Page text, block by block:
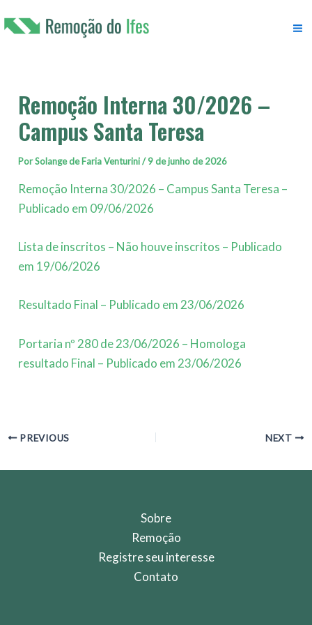
para
Remoção Interna 30/2026 –
Campus Santa Teresa
PorSolange de Faria Venturini/9 de junho de 2026
Remoção Interna 30/2026 – Campus Santa Teresa –
Publicado em 09/06/2026
Lista de inscritos – Não houve inscritos – Publicado
em 19/06/2026
Resultado Final – Publicado em 23/06/2026
Portaria nº 280 de 23/06/2026 – Homologa
resultado Final – Publicado em 23/06/2026
Post
PREVIOUS NEXT
Sobre
Remoção
Registre seu interesse
Contato